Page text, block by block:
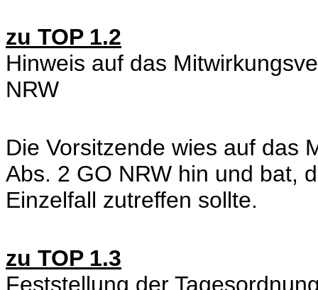
zu TOP 1.2
Hinweis auf das
NRW
Die Vorsitzende wies auf das
Abs. 2 GO NRW hin und bat,
Einzelfall zutreffen sollte.
zu TOP 1.3
Feststellung der